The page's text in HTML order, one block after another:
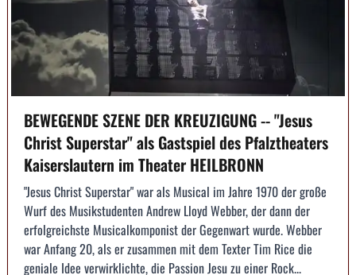
BEWEGENDE SZENE DER KREUZIGUNG -- "Jesus
Christ Superstar" als Gastspiel des Pfalztheaters
Kaiserslautern im Theater HEILBRONN
"Jesus Christ Superstar" war als Musical im Jahre 1970 der große
Wurf des Musikstudenten Andrew Lloyd Webber, der dann der
erfolgreichste Musicalkomponist der Gegenwart wurde. Webber
war Anfang 20, als er zusammen mit dem Texter Tim Rice die
geniale Idee verwirklichte, die Passion Jesu zu einer Rock...